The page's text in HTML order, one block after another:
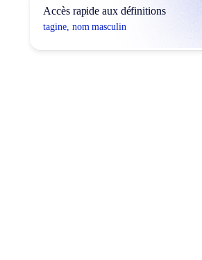
Accès rapide aux définitions
tagine, nom masculin